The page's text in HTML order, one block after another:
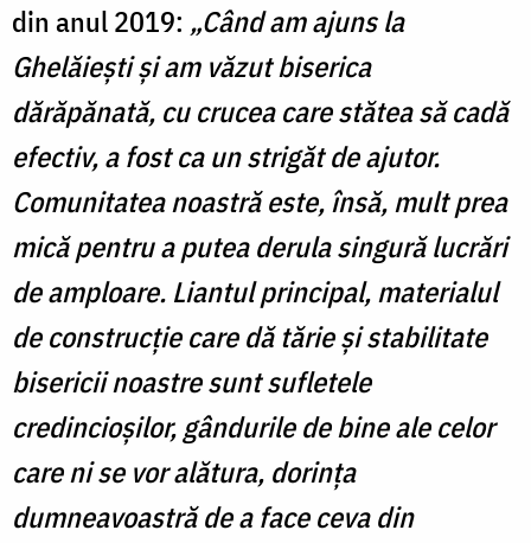
din anul 2019: „Când am ajuns la
Ghelăiești și am văzut biserica
dărăpănată, cu crucea care stătea să cadă
efectiv, a fost ca un strigăt de ajutor.
Comunitatea noastră este, însă, mult prea
mică pentru a putea derula singură lucrări
de amploare. Liantul principal, materialul
de construcție care dă tărie și stabilitate
bisericii noastre sunt sufletele
credincioșilor, gândurile de bine ale celor
care ni se vor alătura, dorința
dumneavoastră de a face ceva din